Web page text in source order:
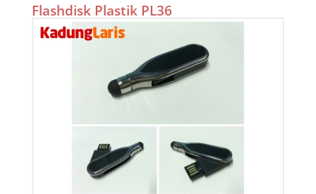
Flashdisk Plastik PL36